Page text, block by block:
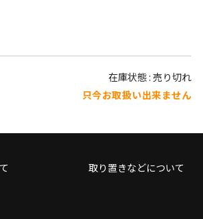
在庫状態 : 売り切れ
只今お取扱い出来ません
取り置きなどについて